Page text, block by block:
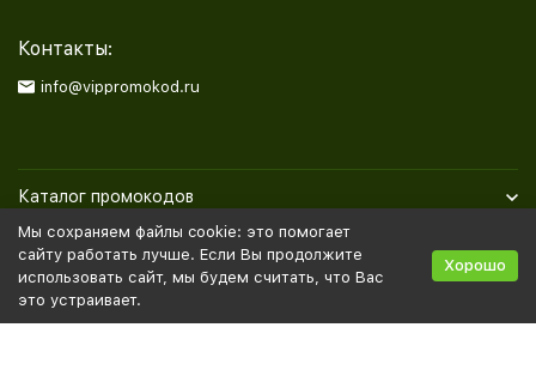
Контакты:
info@vippromokod.ru
Каталог промокодов
Полезная информация
Политика персональных данных Карта сайта
Мы сохраняем файлы cookie: это помогает
сайту работать лучше. Если Вы продолжите
использовать сайт, мы будем считать, что Вас
это устраивает.
Хорошо